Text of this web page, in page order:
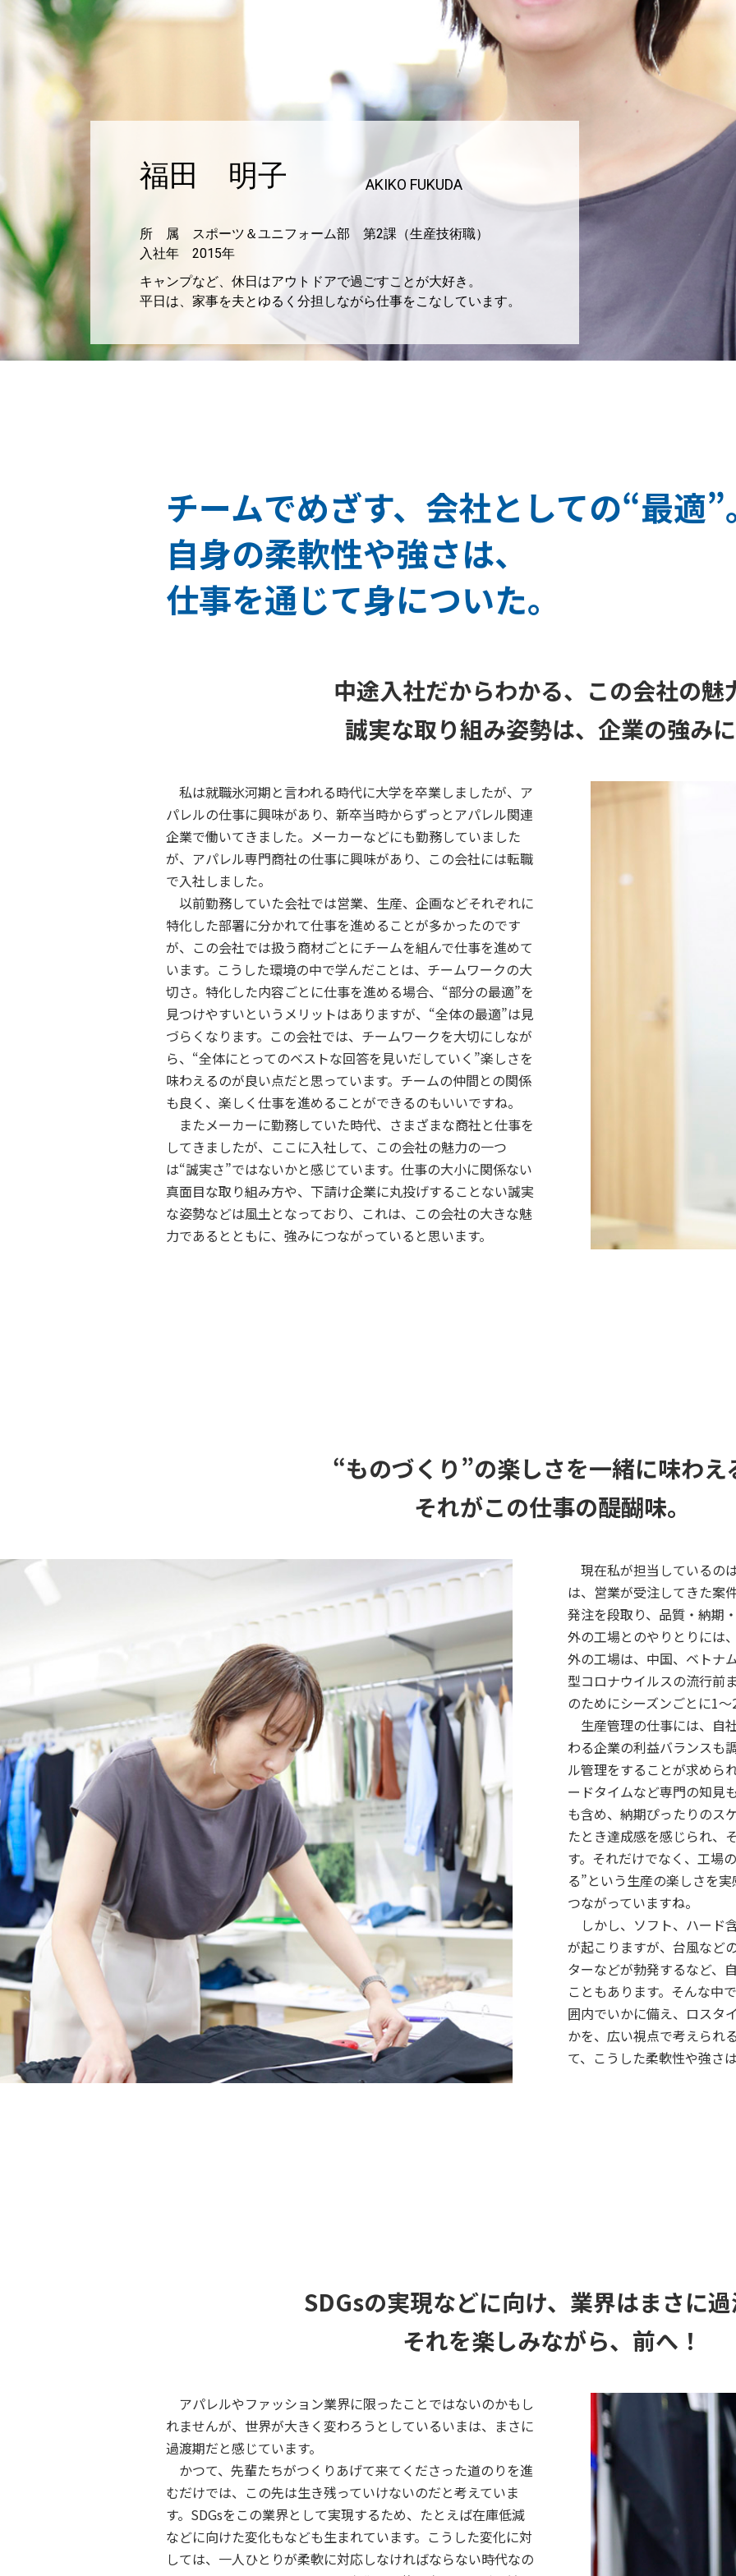
福田 明子 AKIKO FUKUDA
所 属 スポーツ＆ユニフォーム部 第2課（生産技術職）
入社年 2015年
キャンプなど、休日はアウトドアで過ごすことが大好き。
平日は、家事を夫とゆるく分担しながら仕事をこなしています。
チームでめざす、会社としての“最適”
自身の柔軟性や強さは、
仕事を通じて身についた。
中途入社だからわかる、この会社の魅
誠実な取り組み姿勢は、企業の強み
私は就職氷河期と言われる時代に大学を卒業しましたが、ア
パレルの仕事に興味があり、新卒当時からずっとアパレル関連
企業で働いてきました。メーカーなどにも勤務していました
が、アパレル専門商社の仕事に興味があり、この会社には転職
で入社しました。
以前勤務していた会社では営業、生産、企画などそれぞれに
特化した部署に分かれて仕事を進めることが多かったのです
が、この会社では扱う商材ごとにチームを組んで仕事を進めて
います。こうした環境の中で学んだことは、チームワークの大
切さ。特化した内容ごとに仕事を進める場合、“部分の最適”を
見つけやすいというメリットはありますが、“全体の最適”は見
づらくなります。この会社では、チームワークを大切にしなが
ら、“全体にとってのベストな回答を見いだしていく”楽しさを
味わえるのが良い点だと思っています。チームの仲間との関係
も良く、楽しく仕事を進めることができるのもいいですね。
またメーカーに勤務していた時代、さまざまな商社と仕事を
してきましたが、ここに入社して、この会社の魅力の一つ
は“誠実さ”ではないかと感じています。仕事の大小に関係ない
真面目な取り組み方や、下請け企業に丸投げすることない誠実
な姿勢などは風土となっており、これは、この会社の大きな魅
力であるとともに、強みにつながっていると思います。
“ものづくり”の楽しさを一緒に味わえ
それがこの仕事の醍醐味。
現在私が担当しているの
は、営業が受注してきた案
発注を段取り、品質・納期
外の工場とのやりとりには
外の工場は、中国、ベトナ
型コロナウイルスの流行前
のためにシーズンごとに1
生産管理の仕事には、自
わる企業の利益バランスも
ル管理をすることが求めら
ードタイムなど専門の知見
も含め、納期ぴったりのス
たとき達成感を感じられ、
す。それだけでなく、工場
る”という生産の楽しさを
つながっていますね。
しかし、ソフト、ハード
が起こりますが、台風など
ターなどが勃発するなど、
こともあります。そんな中
囲内でいかに備え、ロスタ
かを、広い視点で考えられ
て、こうした柔軟性や強さ
SDGsの実現などに向け、業界はまさに
それを楽しみながら、前へ！
アパレルやファッション業界に限ったことではないのかもし
れませんが、世界が大きく変わろうとしているいまは、まさに
過渡期だと感じています。
かつて、先輩たちがつくりあげて来てくださった道のりを進
むだけでは、この先は生き残っていけないのだと考えていま
す。SDGsをこの業界として実現するため、たとえば在庫低減
などに向けた変化もなども生まれています。こうした変化に対
しては、一人ひとりが柔軟に対応しなければならない時代なの